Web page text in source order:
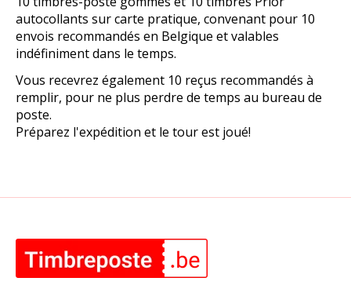
autocollants sur carte pratique, convenant pour 10
envois recommandés en Belgique et valables
indéfiniment dans le temps.
Vous recevrez également 10 reçus recommandés à
remplir, pour ne plus perdre de temps au bureau de
poste.
Préparez l'expédition et le tour est joué!